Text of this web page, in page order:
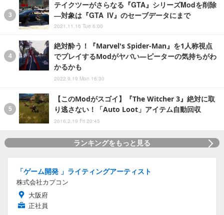
テイクツーがさらなる『GTA』シリーズModを削除
―対象は『GTA IV』のセーブデータにまで
2021.11.16 Tue 6:00
絶対酔う！『Marvel's Spider-Man』を1人称視点
でプレイするModがヤバい―ピーターの気持ちがわ
かるかも
2022.9.19 Mon 16:30
【このModがスゴイ】『The Witcher 3』絶対に取
り逃さない！「Auto Loot」アイテム自動回収
2016.2.19 Fri 20:45
ランキングをもっと見る
「ゲーム開発 」ライティングアーティスト
株式会社カプコン
大阪府
正社員